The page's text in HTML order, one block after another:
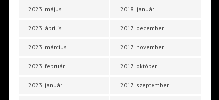
2023. május
2023. április
2023. március
2023. február
2023. január
2018. január
2017. december
2017. november
2017. október
2017. szeptember